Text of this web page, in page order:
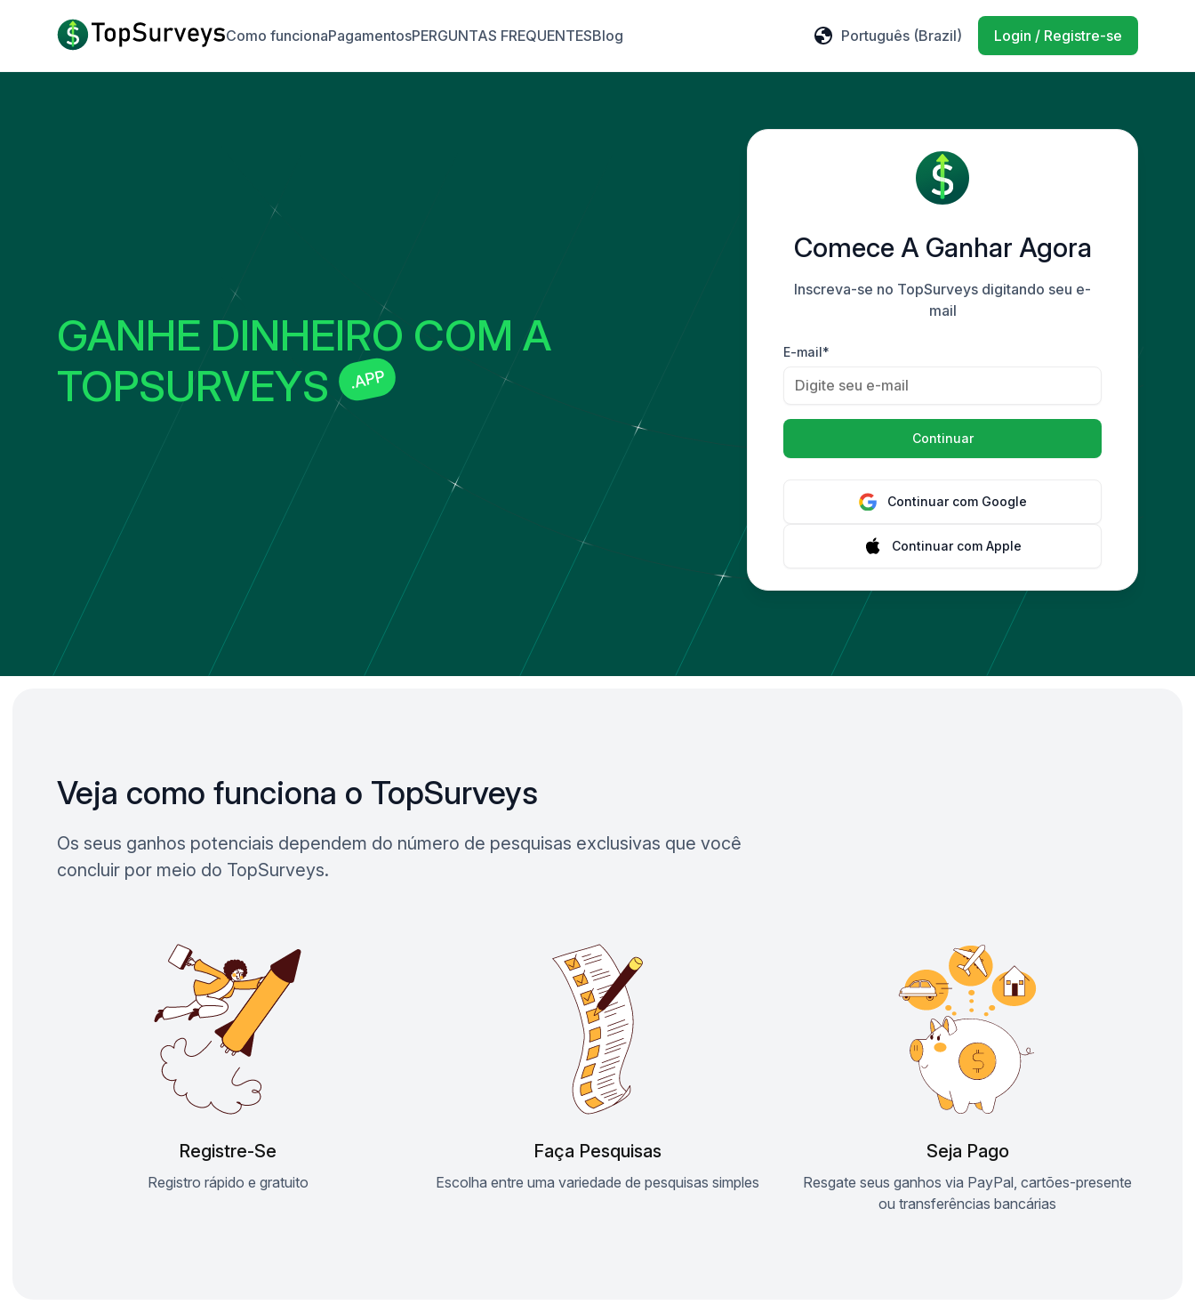
Como funcionaPagamentosPERGUNTAS FREQUENTESBlog Português (Brazil) Login / Registre-se
GANHE DINHEIRO COM A
TOPSURVEYS
.APP
Comece A Ganhar Agora
Inscreva-se no TopSurveys digitando seu e-
mail
E-mail*
Continuar
Continuar com Google
Continuar com Apple
Veja como funciona o TopSurveys
Os seus ganhos potenciais dependem do número de pesquisas exclusivas que você
concluir por meio do TopSurveys.
Registre-Se
Registro rápido e gratuito
Faça Pesquisas
Escolha entre uma variedade de pesquisas simples
Seja Pago
Resgate seus ganhos via PayPal, cartões-presente
ou transferências bancárias